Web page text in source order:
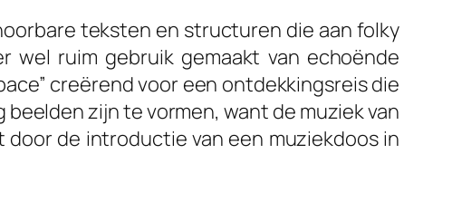
teksten en structuren die aan folky
wel ruim gebruik gemaakt van echoënde
creërend voor een ontdekkingsreis die
zijn te vormen, want de muziek van
de introductie van een muziekdoos in